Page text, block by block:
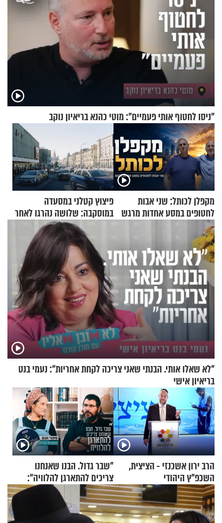
"ניסו לחטוף אותי פעמיים": מוטי כהנא בריאיון נוקב
מקפלן לכותל: שני אבות
לחטופים במסע אחדות מרגש
פיצוץ קטלני במסעדה
במוסקבה: שלושה נהרגו לאחר
שמטען שנשאה אישה התפוצץ
"לא שאלו אותי. הבנתי שאני צריכה לקחת אחריות": נעמי בנט
בריאיון אישי
הרב ירון אשכנזי - הציצית,
השכפ"ץ היהודי
"שבר גדול. הבנו שאנחנו
צריכים להתארגן להלוויה":
זוגיות במבחן, הפעם עם מרים
וגד דנינו